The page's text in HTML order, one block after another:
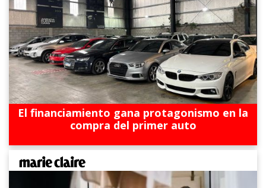
El financiamiento gana protagonismo en la
compra del primer auto